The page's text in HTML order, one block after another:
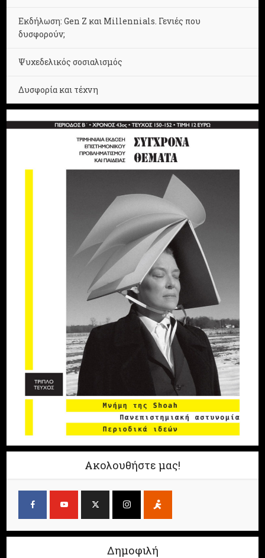
Εκδήλωση: Gen Z και Millennials. Γενιές που
δυσφορούν;
Ψυχεδελικός σοσιαλισμός
Δυσφορία και τέχνη
Ακολουθήστε μας!
Δημοφιλή